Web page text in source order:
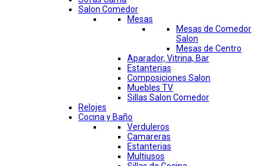
Salon Comedor
Mesas
Mesas de Comedor
Salon
Mesas de Centro
Aparador, Vitrina, Bar
Estanterias
Composiciones Salon
Muebles TV
Sillas Salon Comedor
Relojes
Cocina y Baño
Verduleros
Camareras
Estanterias
Multiusos